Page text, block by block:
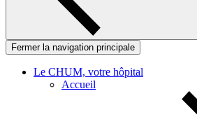
Fermer la navigation principale
Le CHUM, votre hôpital
Accueil